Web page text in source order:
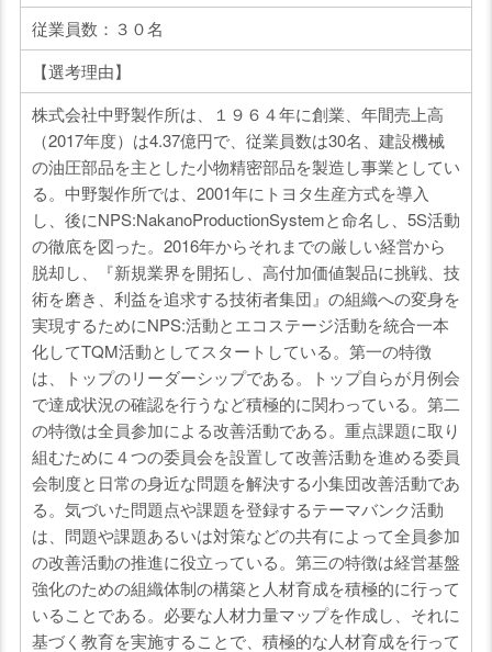
従業員数：３０名
【選考理由】
株式会社中野製作所は、１９６４年に創業、年間売上高
（2017年度）は4.37億円で、従業員数は30名、建設機械
の油圧部品を主とした小物精密部品を製造し事業としてい
る。中野製作所では、2001年にトヨタ生産方式を導入
し、後にNPS:NakanoProductionSystemと命名し、5S活動
の徹底を図った。2016年からそれまでの厳しい経営から
脱却し、『新規業界を開拓し、高付加価値製品に挑戦、技
術を磨き、利益を追求する技術者集団』の組織への変身を
実現するためにNPS:活動とエコステージ活動を統合一本
化してTQM活動としてスタートしている。第一の特徴
は、トップのリーダーシップである。トップ自らが月例会
で達成状況の確認を行うなど積極的に関わっている。第二
の特徴は全員参加による改善活動である。重点課題に取り
組むために４つの委員会を設置して改善活動を進める委員
会制度と日常の身近な問題を解決する小集団改善活動であ
る。気づいた問題点や課題を登録するテーマバンク活動
は、問題や課題あるいは対策などの共有によって全員参加
の改善活動の推進に役立っている。第三の特徴は経営基盤
強化のための組織体制の構築と人材育成を積極的に行って
いることである。必要な人材力量マップを作成し、それに
基づく教育を実施することで、積極的な人材育成を行って